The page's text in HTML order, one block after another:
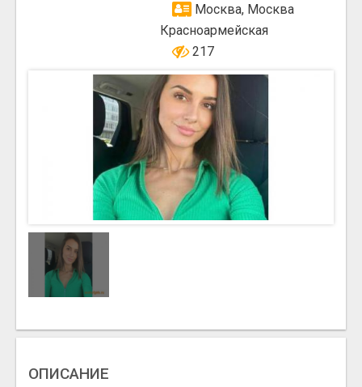
Москва, Москва
Красноармейская
217
ОПИСАНИЕ